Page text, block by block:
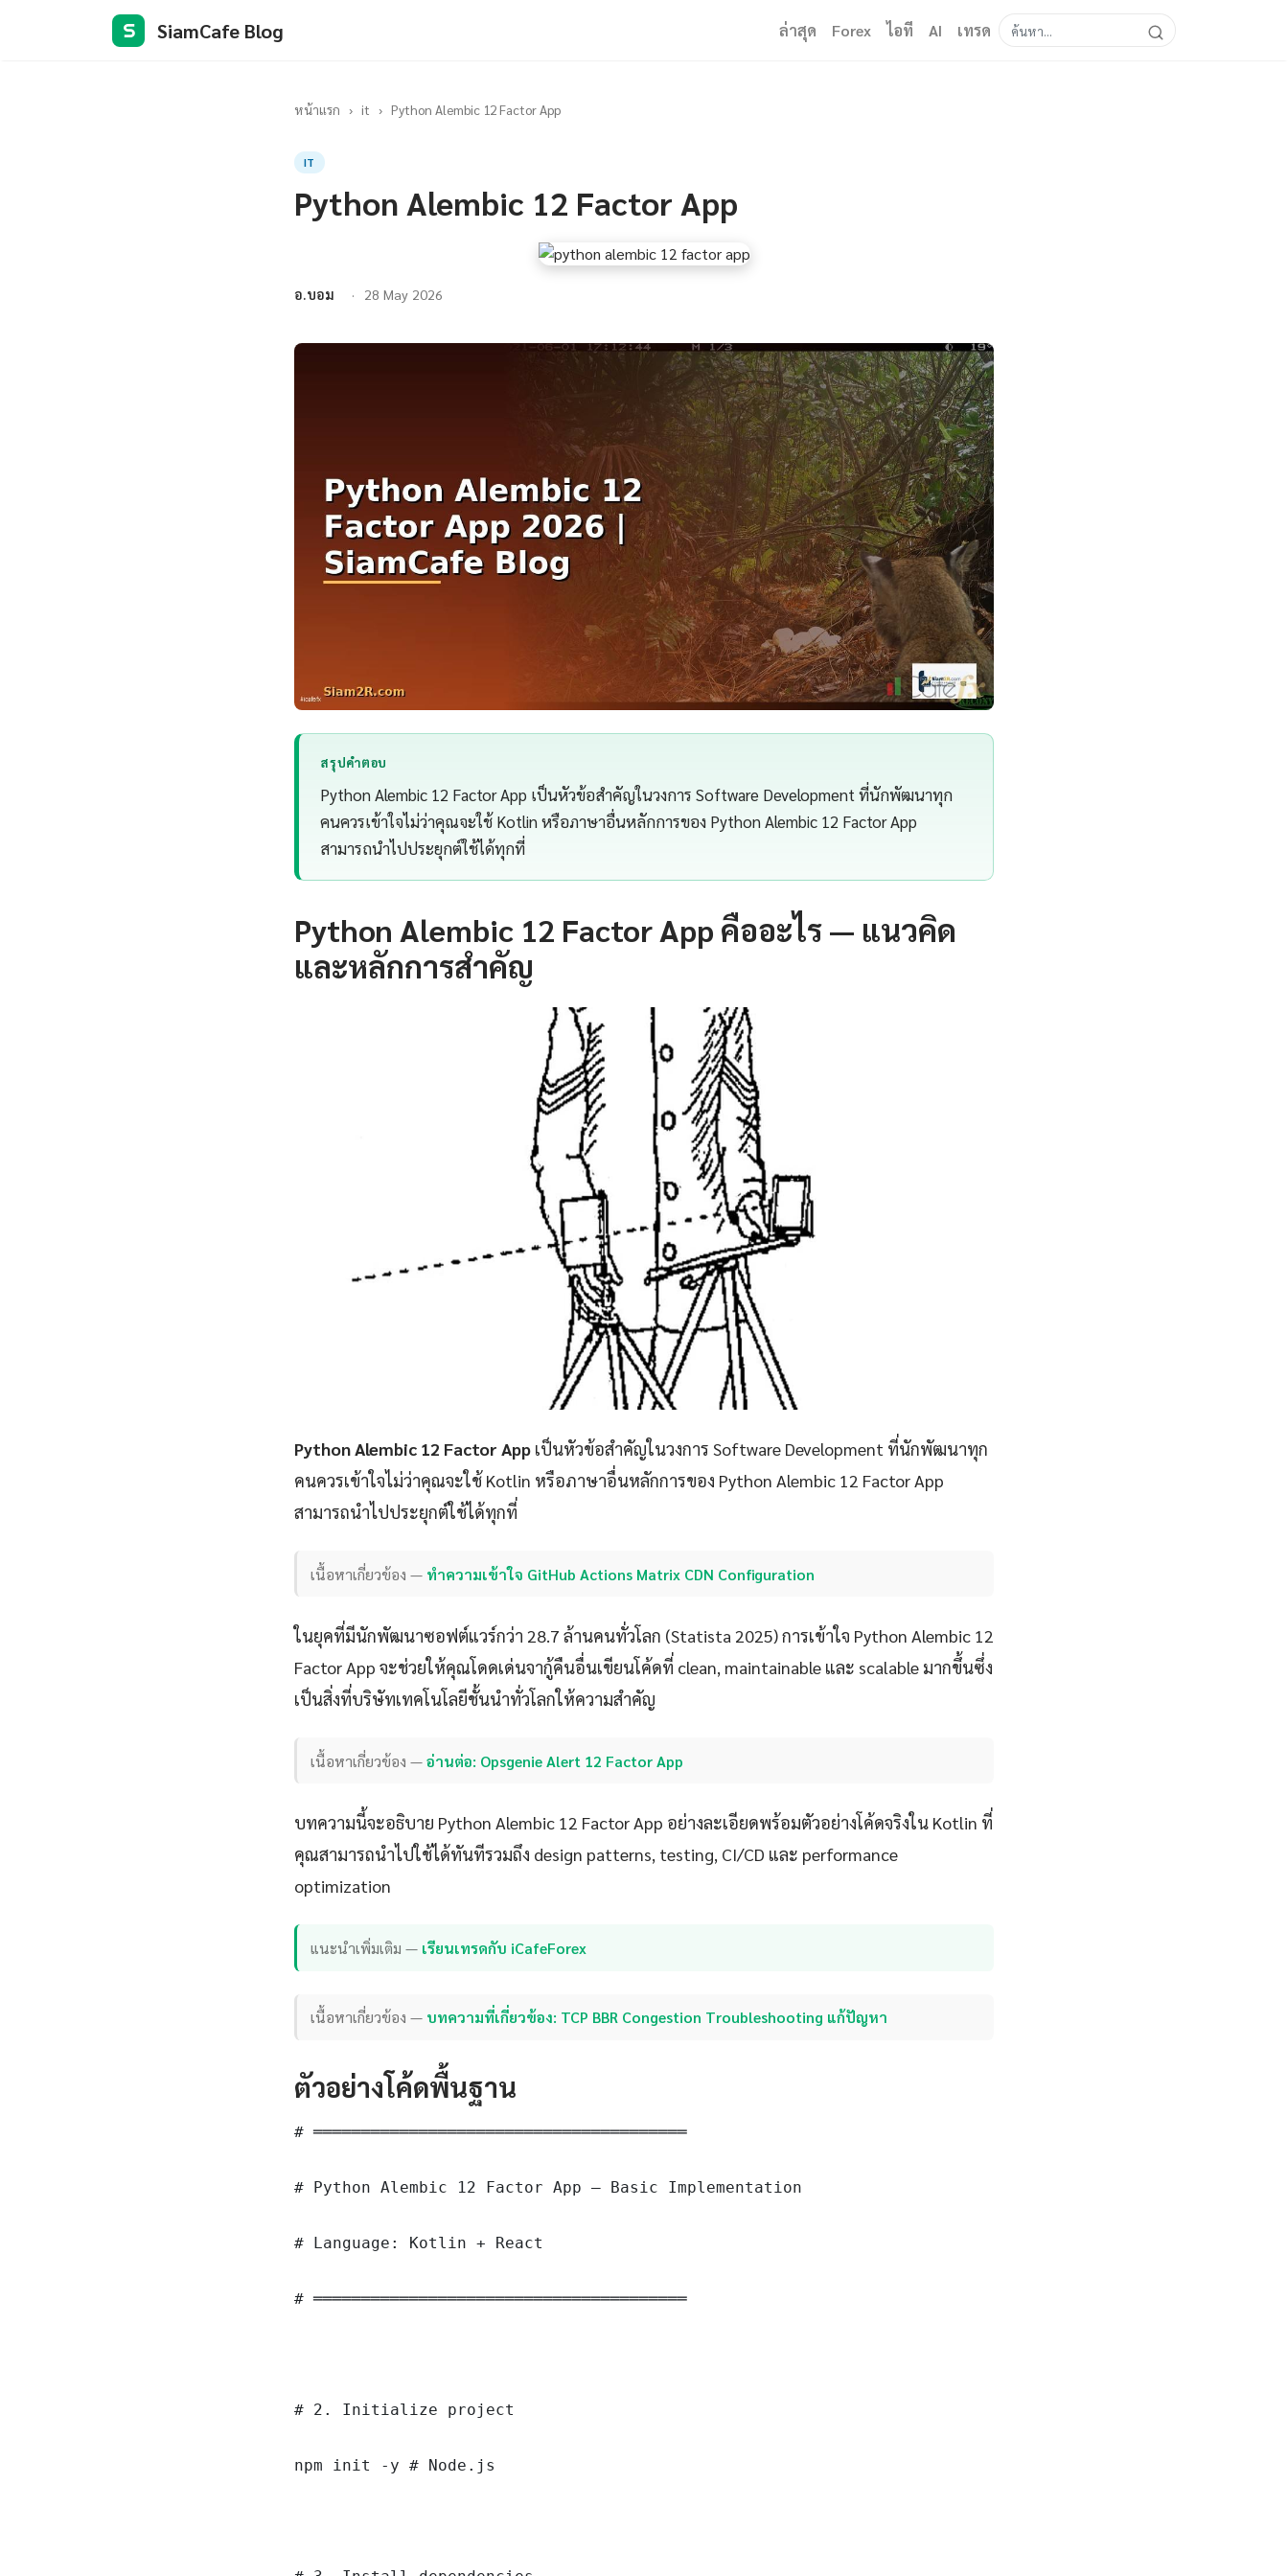
S SiamCafe Blog ล่าสุด Forex ไอที AI เทรด
หน้าแรก › it › Python Alembic 12 Factor App
IT
Python Alembic 12 Factor App
อ.บอม 28 May 2026
สรุปคำตอบ
Python Alembic 12 Factor App เป็นหัวข้อสำคัญในวงการ Software Development ที่นักพัฒนาทุก
คนควรเข้าใจไม่ว่าคุณจะใช้ Kotlin หรือภาษาอื่นหลักการของ Python Alembic 12 Factor App
สามารถนำไปประยุกต์ใช้ได้ทุกที่
Python Alembic 12 Factor App คืออะไร — แนวคิด
และหลักการสำคัญ
Python Alembic 12 Factor App เป็นหัวข้อสำคัญในวงการ Software Development ที่นักพัฒนาทุก
คนควรเข้าใจไม่ว่าคุณจะใช้ Kotlin หรือภาษาอื่นหลักการของ Python Alembic 12 Factor App
สามารถนำไปประยุกต์ใช้ได้ทุกที่
เนื้อหาเกี่ยวข้อง — ทำความเข้าใจ GitHub Actions Matrix CDN Configuration
ในยุคที่มีนักพัฒนาซอฟต์แวร์กว่า 28.7 ล้านคนทั่วโลก (Statista 2025) การเข้าใจ Python Alembic 12
Factor App จะช่วยให้คุณโดดเด่นจากู้คืนอื่นเขียนโค้ดที่ clean, maintainable และ scalable มากขึ้นซึ่ง
เป็นสิ่งที่บริษัทเทคโนโลยีชั้นนำทั่วโลกให้ความสำคัญ
เนื้อหาเกี่ยวข้อง —อ่านต่อ: Opsgenie Alert 12 Factor App
บทความนี้จะอธิบาย Python Alembic 12 Factor App อย่างละเอียดพร้อมตัวอย่างโค้ดจริงใน Kotlin ที่
คุณสามารถนำไปใช้ได้ทันทีรวมถึง design patterns, testing, CI/CD และ performance
optimization
แนะนำเพิ่มเติม — เรียนเทรดกับ iCafeForex
เนื้อหาเกี่ยวข้อง — บทความที่เกี่ยวข้อง: TCP BBR Congestion Troubleshooting แก้ปัญหา
ตัวอย่างโค้ดพื้นฐาน
# ═══════════════════════════════════════
# Python Alembic 12 Factor App — Basic Implementation
# Language: Kotlin + React
# ═══════════════════════════════════════
# 2. Initialize project
npm init -y # Node.js